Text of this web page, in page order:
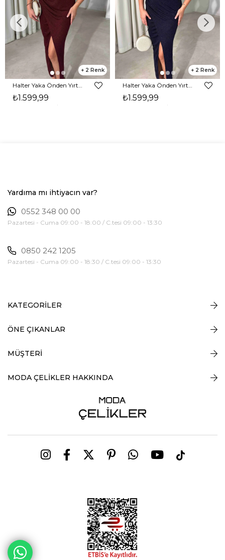
2
Halter Yaka Önden Yırtmaçlı Midi Boy Bordo Hasre Kadın Elbise 26Y502
₺1.599,99
2
Halter Yaka Önden Yırtmaçlı Midi Boy Lacivert Hasre Kadın Elbise 26Y502
₺1.599,99
Yardıma mı ihtiyacın var?
0552 348 00 00
Pazartesi - Cuma 09:00 - 18:00 / C.tesi 09:00 - 13:30
0850 242 1205
Pazartesi - Cuma 09:00 - 18:30 / C.tesi 09:00 - 13:30
KATEGORİLER
ÖNE ÇIKANLAR
MÜŞTERİ
MODA ÇELİKLER HAKKINDA